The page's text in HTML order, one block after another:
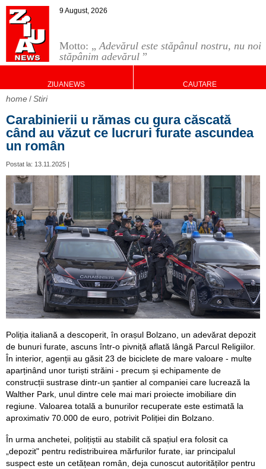
Motto: „Adevărul este stăpânul nostru, nu noi
stăpânim adevărul ”
9 August, 2026
ZIUANEWS CAUTARE
home Stiri
Carabinierii u rămas cu gura căscată
când au văzut ce lucruri furate ascundea
un român
Postat la: 13.11.2025 |
Poliția italiană a descoperit, în orașul Bolzano, un adevărat depozit
de bunuri furate, ascuns într-o pivniță aflată lângă Parcul Religiilor.
În interior, agenții au găsit 23 de biciclete de mare valoare - multe
aparținând unor turiști străini - precum și echipamente de
construcții sustrase dintr-un șantier al companiei care lucrează la
Walther Park, unul dintre cele mai mari proiecte imobiliare din
regiune. Valoarea totală a bunurilor recuperate este estimată la
aproximativ 70.000 de euro, potrivit Poliției din Bolzano.
În urma anchetei, polițiștii au stabilit că spațiul era folosit ca
„depozit" pentru redistribuirea mărfurilor furate, iar principalul
suspect este un cetățean român, deja cunoscut autorităților pentru